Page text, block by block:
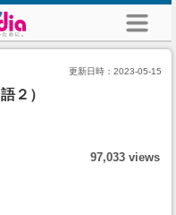
更新日時： 2023-05-15
２）
97,033 views